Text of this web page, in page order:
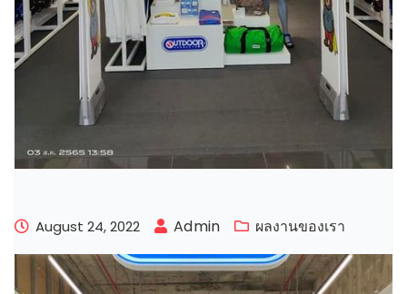
August 24, 2022 Admin ผลงานของเรา